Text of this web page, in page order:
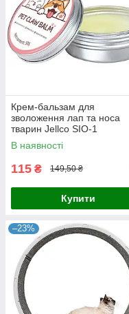
Крем-бальзам для
зволоження лап та носа
тварин Jellco SIO-1
В наявності
115 ₴ 149,50 ₴
Купити
–23%